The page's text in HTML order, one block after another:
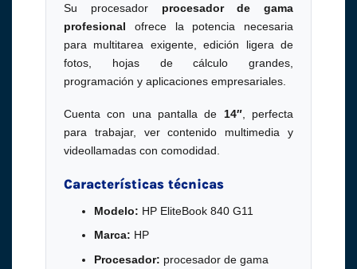
Su procesador procesador de gama
profesional ofrece la potencia necesaria
para multitarea exigente, edición ligera de
fotos, hojas de cálculo grandes,
programación y aplicaciones empresariales.
Cuenta con una pantalla de 14″, perfecta
para trabajar, ver contenido multimedia y
videollamadas con comodidad.
Características técnicas
Modelo: HP EliteBook 840 G11
Marca: HP
Procesador: procesador de gama